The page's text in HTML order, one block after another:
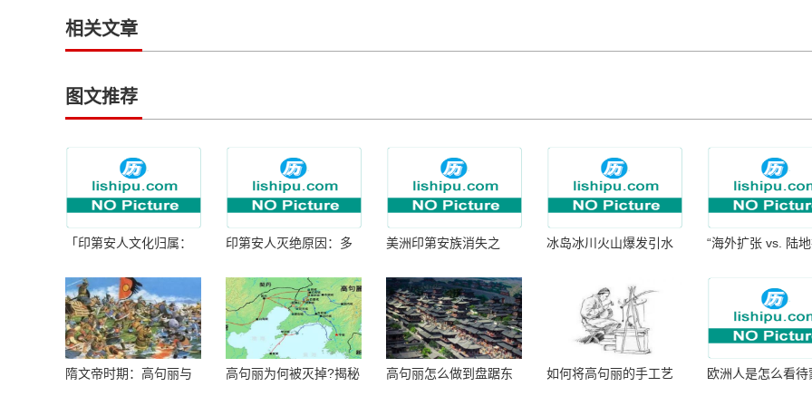
相关文章
图文推荐
「印第安人文化归属：
印第安人灭绝原因：多
美洲印第安族消失之
冰岛冰川火山爆发引水
“海外扩张 vs. 陆
隋文帝时期：高句丽与
高句丽为何被灭掉?揭秘
高句丽怎么做到盘踞东
如何将高句丽的手工艺
欧洲人是怎么看待